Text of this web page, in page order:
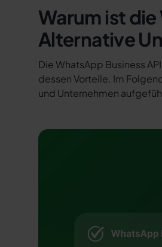
Warum ist
Alternative
Die WhatsApp Business
dessen Vorteile. Im
und Unternehmen